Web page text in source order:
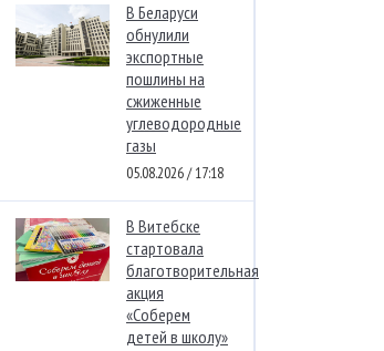
В Беларуси
обнулили
экспортные
пошлины на
сжиженные
углеводородные
газы
05.08.2026 / 17:18
В Витебске
стартовала
благотворительная
акция
«Соберем
детей в школу»